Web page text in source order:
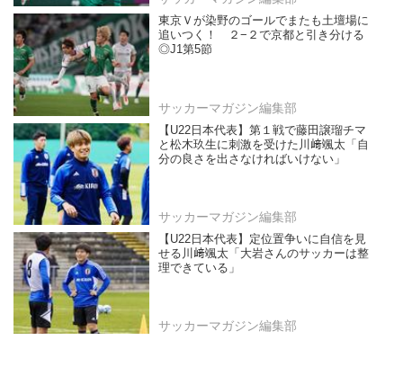
東京Ｖが染野のゴールでまたも土壇場に
追いつく！ ２−２で京都と引き分ける
◎J1第5節
サッカーマガジン編集部
【U22日本代表】第１戦で藤田譲瑠チマ
と松木玖生に刺激を受けた川﨑颯太「自
分の良さを出さなければいけない」
サッカーマガジン編集部
【U22日本代表】定位置争いに自信を見
せる川﨑颯太「大岩さんのサッカーは整
理できている」
サッカーマガジン編集部